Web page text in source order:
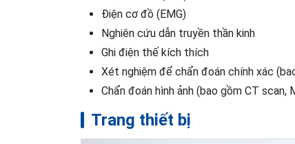
Điện cơ đồ (EMG)
Nghiên cứu dẫn truyền thần kinh
Ghi điện thế kích thích
Xét nghiệm để chẩn đoán chính xác
Chẩn đoán hình ảnh (bao gồm CT scan,
Trang thiết bị